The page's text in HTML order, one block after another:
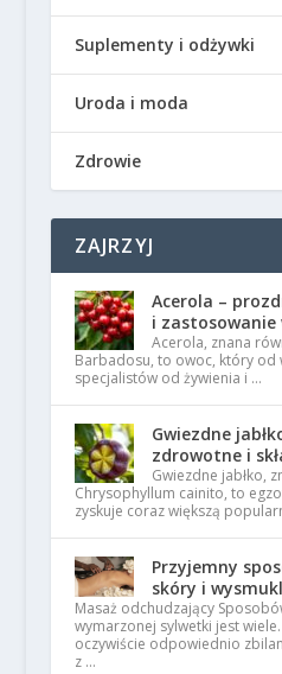
Suplementy i odżywki
Uroda i moda
Zdrowie
ZAJRZYJ
Acerola –
i zastosowanie
Acerola, znana
Barbadosu, to owoc, który od
specjalistów od żywienia i …
Gwiezdne
zdrowotne i
Gwiezdne jabłko,
Chrysophyllum cainito, to
zyskuje coraz większą
Przyjemny
skóry i
Masaż odchudzający
wymarzonej sylwetki jest
oczywiście odpowiednio
z …